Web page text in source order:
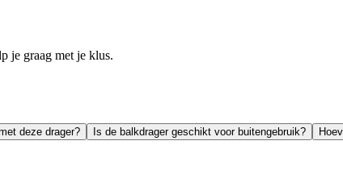
je graag met je klus.
deze drager? Is de balkdrager geschikt voor buitengebruik?